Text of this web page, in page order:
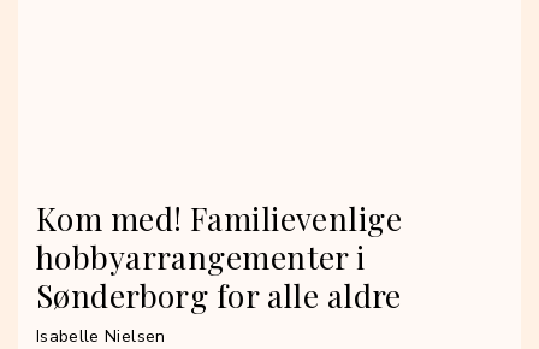
Kom med! Familievenlige
hobbyarrangementer i
Sønderborg for alle aldre
Isabelle Nielsen